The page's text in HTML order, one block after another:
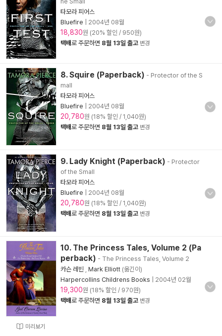
타모라 피어스
Bluefire
2004년 08월
18,830원 (20% 할인 / 950원)
택배로 주문하면 8월 13일 출고 변경
8. Squire (Paperback) - Protector of the S
mall
타모라 피어스
Bluefire
2004년 08월
20,780원 (18% 할인 / 1,040원)
택배로 주문하면 8월 13일 출고 변경
9. Lady Knight (Paperback) - Protector
of the Small
타모라 피어스
Bluefire
2004년 08월
20,780원 (18% 할인 / 1,040원)
택배로 주문하면 8월 13일 출고 변경
미리보기
10. The Princess Tales, Volume 2 (Pa
perback) - The Princess Tales, Volume 2
카슨 레빈
Mark Elliott (옮긴이)
Harpercollins Childrens Books
2004년 02월
19,300원 (18% 할인 / 970원)
택배로 주문하면 8월 13일 출고 변경